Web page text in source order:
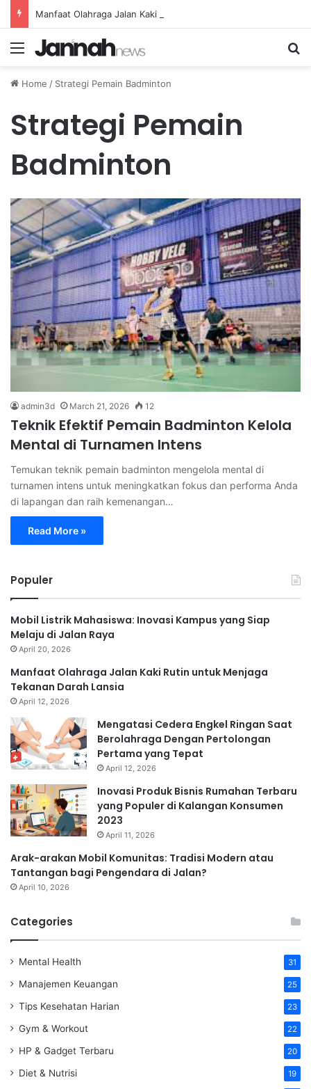
Menu
Home / Strategi Pemain Badminton
Strategi Pemain
Badminton
admin3d March 21, 2026 12
Teknik Efektif Pemain Badminton Kelola
Mental di Turnamen Intens
Temukan teknik pemain badminton mengelola mental di
turnamen intens untuk meningkatkan fokus dan performa Anda
di lapangan dan raih kemenangan…
Read More »
Populer
Mobil Listrik Mahasiswa: Inovasi Kampus yang Siap
Melaju di Jalan Raya
April 20, 2026
Manfaat Olahraga Jalan Kaki Rutin untuk Menjaga
Tekanan Darah Lansia
April 12, 2026
Mengatasi Cedera Engkel Ringan Saat
Berolahraga Dengan Pertolongan
Pertama yang Tepat
April 12, 2026
Inovasi Produk Bisnis Rumahan Terbaru
yang Populer di Kalangan Konsumen
2023
April 11, 2026
Arak-arakan Mobil Komunitas: Tradisi Modern atau
Tantangan bagi Pengendara di Jalan?
April 10, 2026
Categories
Mental Health 31
Manajemen Keuangan 25
Tips Kesehatan Harian 23
Gym & Workout 22
HP & Gadget Terbaru 20
Diet & Nutrisi 19